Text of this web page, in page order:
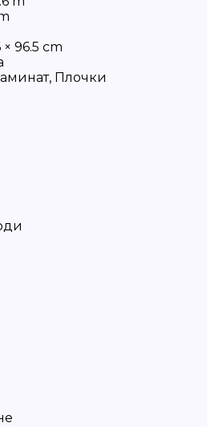
96.5 cm
Плочки